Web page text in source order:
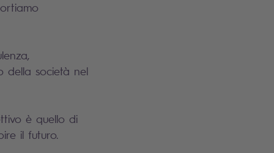
della società nel
è quello di
il futuro.